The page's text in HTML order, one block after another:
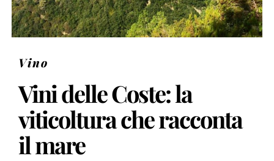
Vino
Vini delle Coste: la
viticoltura che racconta
il mare